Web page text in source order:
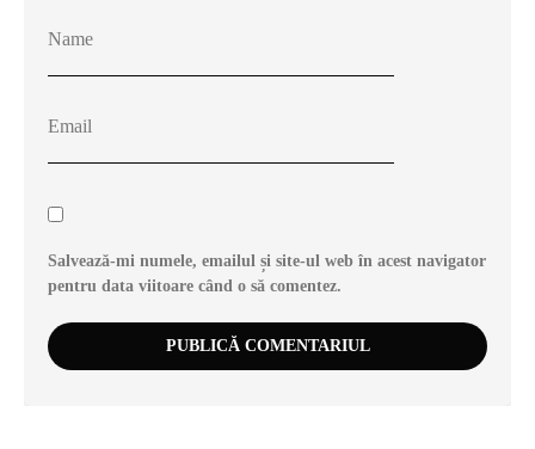
Salvează-mi numele, emailul și site-ul web în acest navigator
pentru data viitoare când o să comentez.